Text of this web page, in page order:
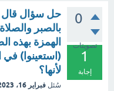
0
تصويتات
1
إجابة
حل سؤال قال
بالصبر
الهمزة بهذه
(استعينوا) في
لأنها؟
سُئل فبراير 16، 2023